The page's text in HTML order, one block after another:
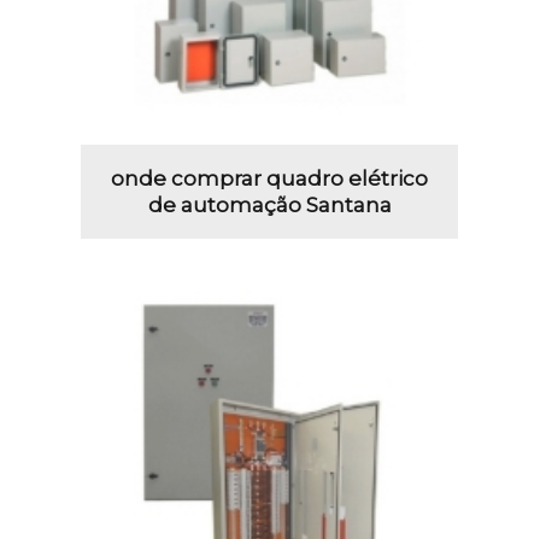
onde comprar quadro elétrico
de automação Santana